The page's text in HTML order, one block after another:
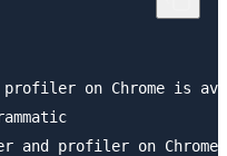
profiler on Chrome is